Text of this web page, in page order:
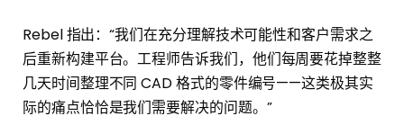
Rebel 指出：“我们在充分理解技术可能性和客户需求之
后重新构建平台。工程师告诉我们，他们每周要花掉整整
几天时间整理不同 CAD 格式的零件编号——这类极其实
际的痛点恰恰是我们需要解决的问题。”